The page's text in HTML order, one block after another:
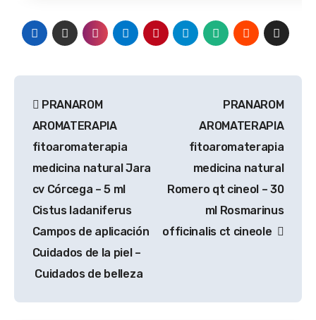
de
entradas
PRANAROM
AROMATERAPIA
fitoaromaterapia
medicina natural Jara
cv Córcega – 5 ml
Cistus ladaniferus
Campos de aplicación
Cuidados de la piel –
Cuidados de belleza
PRANAROM
AROMATERAPIA
fitoaromaterapia
medicina natural
Romero qt cineol – 30
ml Rosmarinus
officinalis ct cineole